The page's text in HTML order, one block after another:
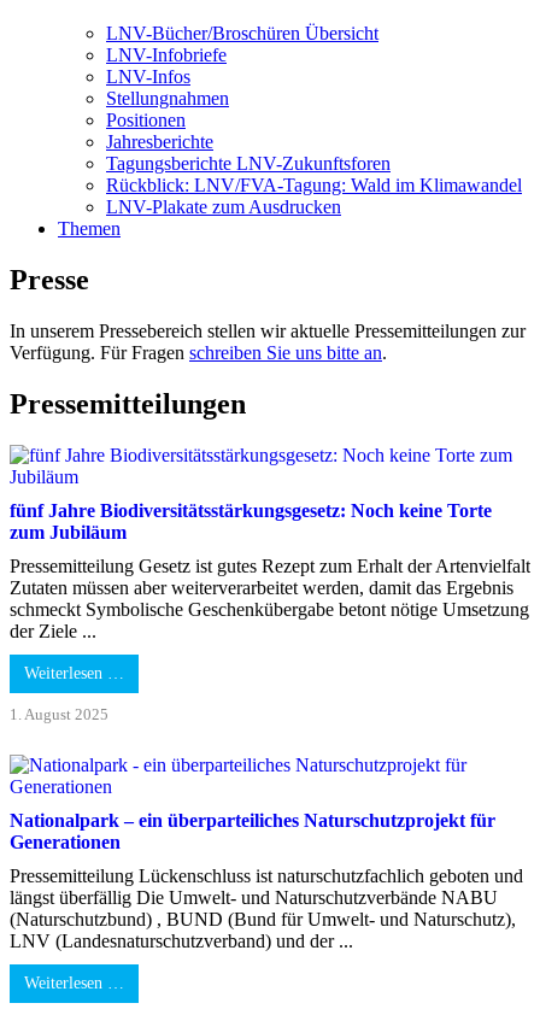
LNV-Bücher/Broschüren Übersicht
LNV-Infobriefe
LNV-Infos
Stellungnahmen
Positionen
Jahresberichte
Tagungsberichte LNV-Zukunftsforen
Rückblick: LNV/FVA-Tagung: Wald im Klimawandel
LNV-Plakate zum Ausdrucken
Themen
Presse
In unserem Pressebereich stellen wir aktuelle Pressemitteilungen zur
Verfügung. Für Fragen schreiben Sie uns bitte an.
Pressemitteilungen
fünf Jahre Biodiversitätsstärkungsgesetz: Noch keine Torte
zum Jubiläum
Pressemitteilung Gesetz ist gutes Rezept zum Erhalt der Artenvielfalt
Zutaten müssen aber weiterverarbeitet werden, damit das Ergebnis
schmeckt Symbolische Geschenkübergabe betont nötige Umsetzung
der Ziele ...
Weiterlesen …
1. August 2025
Nationalpark – ein überparteiliches Naturschutzprojekt für
Generationen
Pressemitteilung Lückenschluss ist naturschutzfachlich geboten und
längst überfällig Die Umwelt- und Naturschutzverbände NABU
(Naturschutzbund) , BUND (Bund für Umwelt- und Naturschutz),
LNV (Landesnaturschutzverband) und der ...
Weiterlesen …